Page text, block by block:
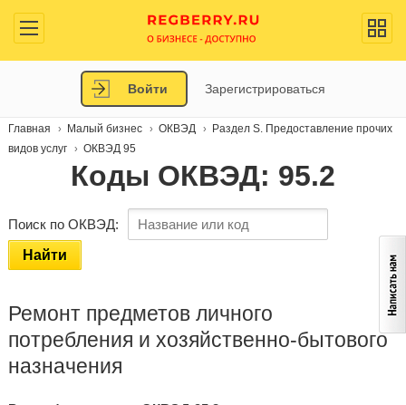
Войти Зарегистрироваться
Главная Малый бизнес ОКВЭД
Раздел S. Предоставление прочих
видов услуг
ОКВЭД 95
Коды ОКВЭД: 95.2
Поиск по ОКВЭД:
Найти
Ремонт предметов личного
потребления и хозяйственно-бытового
назначения